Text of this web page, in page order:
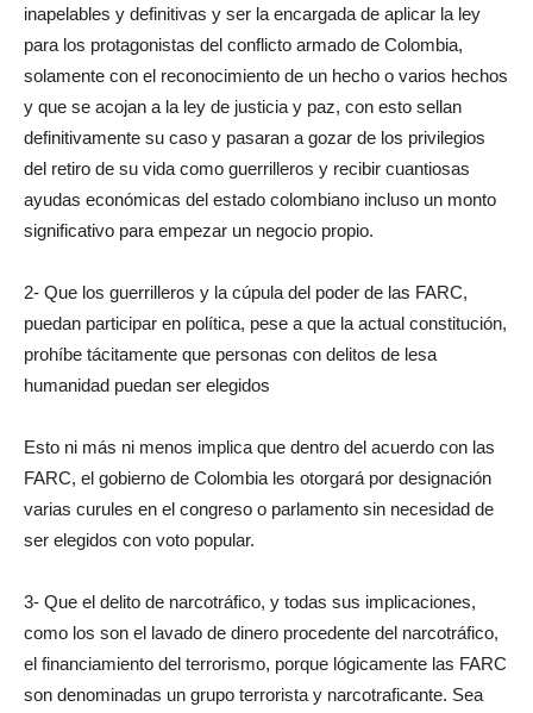
inapelables y definitivas y ser la encargada de aplicar la ley
para los protagonistas del conflicto armado de Colombia,
solamente con el reconocimiento de un hecho o varios hechos
y que se acojan a la ley de justicia y paz, con esto sellan
definitivamente su caso y pasaran a gozar de los privilegios
del retiro de su vida como guerrilleros y recibir cuantiosas
ayudas económicas del estado colombiano incluso un monto
significativo para empezar un negocio propio.
2- Que los guerrilleros y la cúpula del poder de las FARC,
puedan participar en política, pese a que la actual constitución,
prohíbe tácitamente que personas con delitos de lesa
humanidad puedan ser elegidos
Esto ni más ni menos implica que dentro del acuerdo con las
FARC, el gobierno de Colombia les otorgará por designación
varias curules en el congreso o parlamento sin necesidad de
ser elegidos con voto popular.
3- Que el delito de narcotráfico, y todas sus implicaciones,
como los son el lavado de dinero procedente del narcotráfico,
el financiamiento del terrorismo, porque lógicamente las FARC
son denominadas un grupo terrorista y narcotraficante. Sea